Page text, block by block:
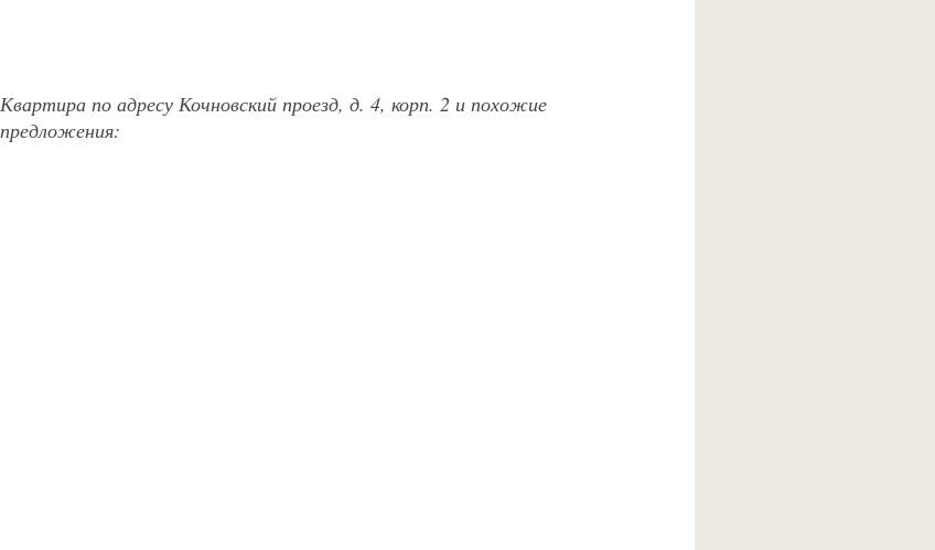
Квартира по адресу Кочновский проезд, д. 4, корп. 2 и похожие
предложения: